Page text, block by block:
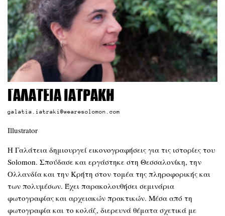
Γαλάτεια Ιατράκη
galatia.iatraki@wearesolomon.com
Illustrator
Η Γαλάτεια δημιουργεί εικονογραφήσεις για τις ιστορίες του
Solomon. Σπούδασε και εργάστηκε στη Θεσσαλονίκη, την
Ολλανδία και την Κρήτη στον τομέα της πληροφορικής και
των πολυμέσων. Έχει παρακολουθήσει σεμινάρια
φωτογραφίας και αρχειακών πρακτικών. Μέσα από τη
φωτογραφία και το κολάζ, διερευνά θέματα σχετικά με